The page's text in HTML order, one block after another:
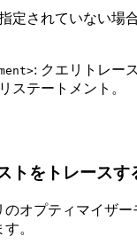
定されていない場合
: クエリトレー
ステートメント。
トをトレースす
オプティマイザー
。